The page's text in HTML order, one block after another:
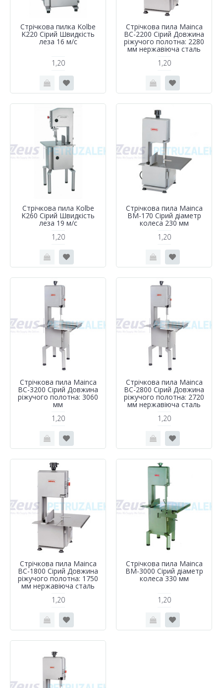
Стрічкова пилка Kolbe
K220 Сірий Швидкість
леза 16 м/с
1,20
Стрічкова пила Mainca
BC-2200 Сірий Довжина
ріжучого полотна: 2280
мм нержавіюча сталь
1,20
Стрічкова пила Kolbe
K260 Сірий Швидкість
леза 19 м/с
1,20
Стрічкова пила Mainca
BM-170 Сірий діаметр
колеса 230 мм
1,20
Стрічкова пила Mainca
BC-3200 Сірий Довжина
ріжучого полотна: 3060
мм
1,20
Стрічкова пила Mainca
BC-2800 Сірий Довжина
ріжучого полотна: 2720
мм нержавіюча сталь
1,20
Стрічкова пила Mainca
BC-1800 Сірий Довжина
ріжучого полотна: 1750
мм нержавіюча сталь
1,20
Стрічкова пила Mainca
BM-3000 Сірий діаметр
колеса 330 мм
1,20